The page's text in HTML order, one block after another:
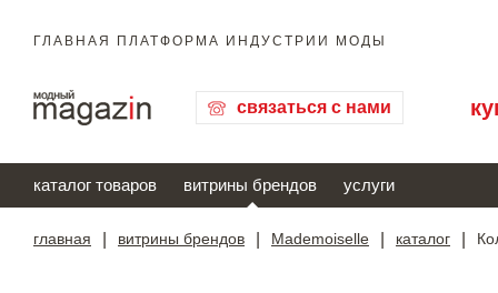
ГЛАВНАЯ ПЛАТФОРМА ИНДУСТРИИ МОДЫ
связаться с нами
каталог товаров витрины брендов услуги
главная витрины брендов Mademoiselle каталог